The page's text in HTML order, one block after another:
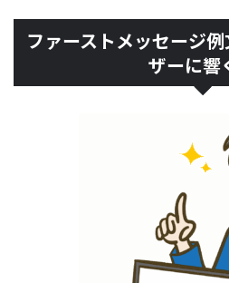
ファーストメッセージ
ザーに響